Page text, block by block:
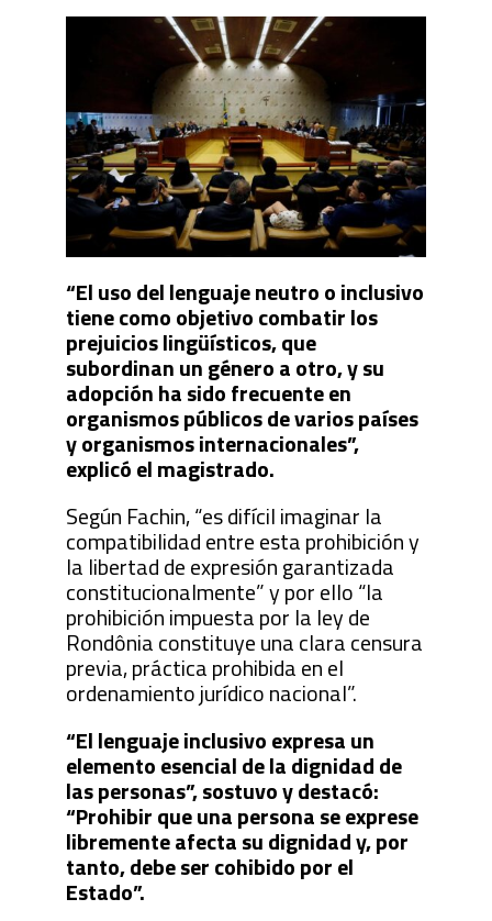
“El uso del lenguaje neutro o inclusivo
tiene como objetivo combatir los
prejuicios lingüísticos, que
subordinan un género a otro, y su
adopción ha sido frecuente en
organismos públicos de varios países
y organismos internacionales”,
explicó el magistrado.
Según Fachin, “es difícil imaginar la
compatibilidad entre esta prohibición y
la libertad de expresión garantizada
constitucionalmente” y por ello “la
prohibición impuesta por la ley de
Rondônia constituye una clara censura
previa, práctica prohibida en el
ordenamiento jurídico nacional”.
“El lenguaje inclusivo expresa un
elemento esencial de la dignidad de
las personas”, sostuvo y destacó:
“Prohibir que una persona se exprese
libremente afecta su dignidad y, por
tanto, debe ser cohibido por el
Estado”.